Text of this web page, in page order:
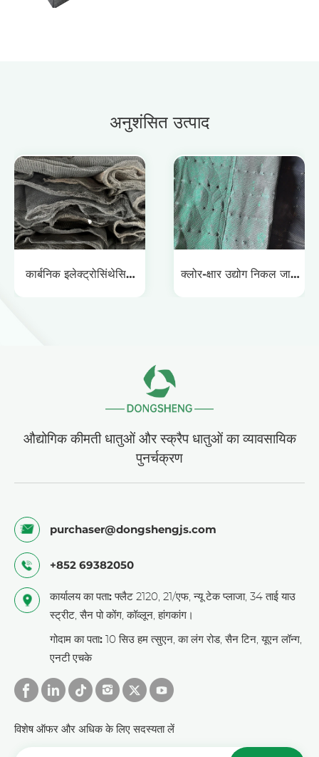
अनुशंसित उत्पाद
कार्बनिक इलेक्ट्रोसिंथेसिस क्लोर-क्षार उद्योग निकल जाल
औद्योगिक कीमती धातुओं और स्क्रैप धातुओं का व्यावसायिक
पुनर्चक्रण
purchaser@dongshengjs.com
+852 69382050
कार्यालय का पता: फ्लैट 2120, 21/एफ, न्यू टेक प्लाजा, 34 ताई याउ
स्ट्रीट, सैन पो कोंग, कॉव्लून, हांगकांग।
गोदाम का पता: 10 सिउ हम त्सुएन, का लंग रोड, सैन टिन, यूएन लॉन्ग,
एनटी एचके
विशेष ऑफर और अधिक के लिए सदस्यता लें